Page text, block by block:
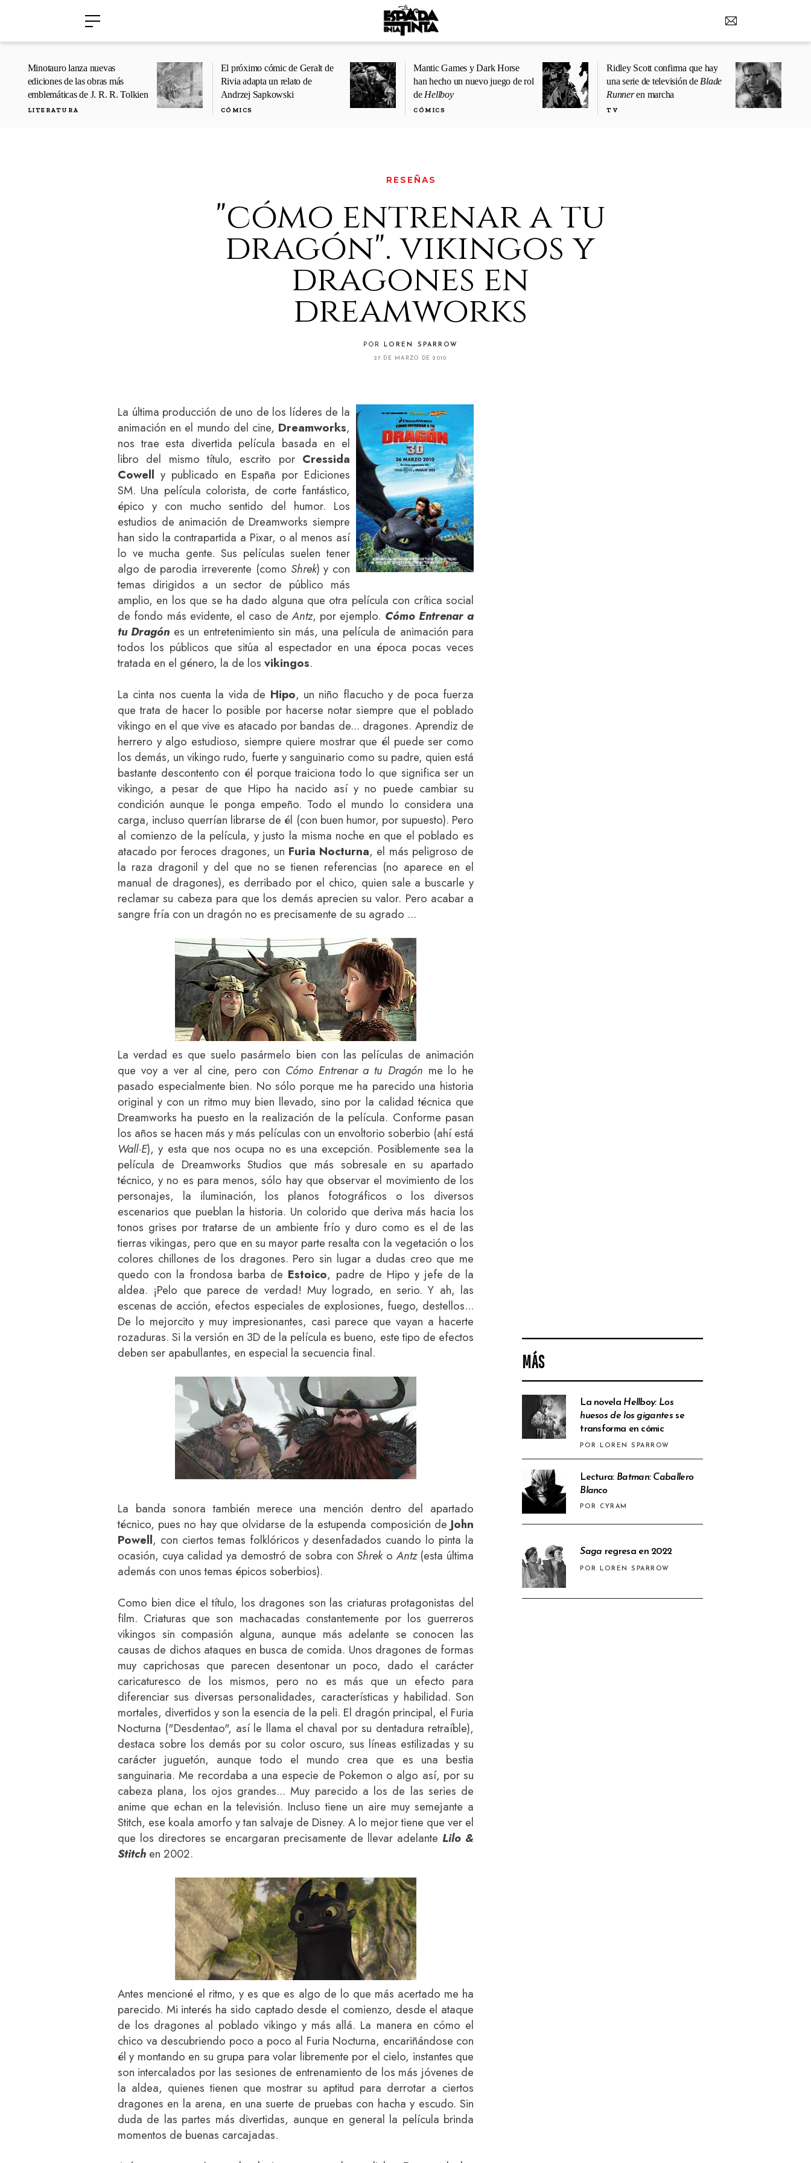
Minotauro lanza nuevas
ediciones de las obras más
emblemáticas de J. R. R. Tolkien
LITERATURA
El próximo cómic de Geralt de
Rivia adapta un relato de
Andrzej Sapkowski
CÓMICS
Mantic Games y Dark Horse
han hecho un nuevo juego de rol
de Hellboy
CÓMICS
Ridley Scott confirma que hay
una serie de televisión de Blade
Runneren marcha
TV
RESEÑAS
"cómo entrenar a tu
dragón". vikingos y
dragones en
dreamworks
POR LOREN SPARROW
27 DE MARZO DE 2010
MÁS
La novela Hellboy: Los
huesos de los gigantesse
transforma en cómic
POR LOREN SPARROW
Lectura: Batman: Caballero
Blanco
POR CYRAM
Saga regresa en 2022
POR LOREN SPARROW
La última producción de uno de los líderes de la
animación en el mundo del cine, Dreamworks,
nos trae esta divertida película basada en el
libro del mismo título, escrito por Cressida
Cowell y publicado en España por Ediciones
SM. Una película colorista, de corte fantástico,
épico y con mucho sentido del humor. Los
estudios de animación de Dreamworks siempre
han sido la contrapartida a Pixar, o al menos así
lo ve mucha gente. Sus películas suelen tener
algo de parodia irreverente (como Shrek) y con
temas dirigidos a un sector de público más
amplio, en los que se ha dado alguna que otra película con crítica social
de fondo más evidente, el caso deAntz, por ejemplo. Cómo Entrenar a
tu Dragón es un entretenimiento sin más, una película de animación para
todos los públicos que sitúa al espectador en una época pocas veces
tratada en el género, la de los vikingos.
La cinta nos cuenta la vida de Hipo, un niño flacucho y de poca fuerza
que trata de hacer lo posible por hacerse notar siempre que el poblado
vikingo en el que vive es atacado por bandas de... dragones. Aprendiz de
herrero y algo estudioso, siempre quiere mostrar que él puede ser como
los demás, un vikingo rudo, fuerte y sanguinario como su padre, quien está
bastante descontento con él porque traiciona todo lo que significa ser un
vikingo, a pesar de que Hipo ha nacido así y no puede cambiar su
condición aunque le ponga empeño. Todo el mundo lo considera una
carga, incluso querrían librarse de él (con buen humor, por supuesto). Pero
al comienzo de la película, y justo la misma noche en que el poblado es
atacado por feroces dragones, un Furia Nocturna, el más peligroso de
la raza dragonil y del que no se tienen referencias (no aparece en el
manual de dragones), es derribado por el chico, quien sale a buscarle y
reclamar su cabeza para que los demás aprecien su valor. Pero acabar a
sangre fría con un dragón no es precisamente de su agrado ...
La verdad es que suelo pasármelo bien con las películas de animación
que voy a ver al cine, pero con Cómo Entrenar a tu Dragón me lo he
pasado especialmente bien. No sólo porque me ha parecido una historia
original y con un ritmo muy bien llevado, sino por la calidad técnica que
Dreamworks ha puesto en la realización de la película. Conforme pasan
los años se hacen más y más películas con un envoltorio soberbio (ahí está
Wall·E), y esta que nos ocupa no es una excepción. Posiblemente sea la
película de Dreamworks Studios que más sobresale en su apartado
técnico, y no es para menos, sólo hay que observar el movimiento de los
personajes, la iluminación, los planos fotográficos o los diversos
escenarios que pueblan la historia. Un colorido que deriva más hacia los
tonos grises por tratarse de un ambiente frío y duro como es el de las
tierras vikingas, pero que en su mayor parte resalta con la vegetación o los
colores chillones de los dragones. Pero sin lugar a dudas creo que me
quedo con la frondosa barba de Estoico, padre de Hipo y jefe de la
aldea. ¡Pelo que parece de verdad! Muy logrado, en serio. Y ah, las
escenas de acción, efectos especiales de explosiones, fuego, destellos...
De lo mejorcito y muy impresionantes, casi parece que vayan a hacerte
rozaduras. Si la versión en 3D de la película es bueno, este tipo de efectos
deben ser apabullantes, en especial la secuencia final.
La banda sonora también merece una mención dentro del apartado
técnico, pues no hay que olvidarse de la estupenda composición de John
Powell, con ciertos temas folklóricos y desenfadados cuando lo pinta la
ocasión, cuya calidad ya demostró de sobra con ShrekoAntz(esta última
además con unos temas épicos soberbios).
Como bien dice el título, los dragones son las criaturas protagonistas del
film. Criaturas que son machacadas constantemente por los guerreros
vikingos sin compasión alguna, aunque más adelante se conocen las
causas de dichos ataques en busca de comida. Unos dragones de formas
muy caprichosas que parecen desentonar un poco, dado el carácter
caricaturesco de los mismos, pero no es más que un efecto para
diferenciar sus diversas personalidades, características y habilidad. Son
mortales, divertidos y son la esencia de la peli. El dragón principal, el Furia
Nocturna ("Desdentao", así le llama el chaval por su dentadura retraíble),
destaca sobre los demás por su color oscuro, sus líneas estilizadas y su
carácter juguetón, aunque todo el mundo crea que es una bestia
sanguinaria. Me recordaba a una especie de Pokemon o algo así, por su
cabeza plana, los ojos grandes... Muy parecido a los de las series de
anime que echan en la televisión. Incluso tiene un aire muy semejante a
Stitch, ese koala amorfo y tan salvaje de Disney. A lo mejor tiene que ver el
que los directores se encargaran precisamente de llevar adelante Lilo &
Stitch en 2002.
Antes mencioné el ritmo, y es que es algo de lo que más acertado me ha
parecido. Mi interés ha sido captado desde el comienzo, desde el ataque
de los dragones al poblado vikingo y más allá. La manera en cómo el
chico va descubriendo poco a poco al Furia Nocturna, encariñándose con
él y montando en su grupa para volar libremente por el cielo, instantes que
son intercalados por las sesiones de entrenamiento de los más jóvenes de
la aldea, quienes tienen que mostrar su aptitud para derrotar a ciertos
dragones en la arena, en una suerte de pruebas con hacha y escudo. Sin
duda de las partes más divertidas, aunque en general la película brinda
momentos de buenas carcajadas.
›